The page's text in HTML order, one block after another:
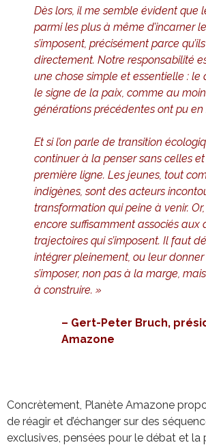
Dès lors, il me semble évident que
parmi les plus à même d’incarner
s’imposent, précisément parce
directement. Notre responsabilité
une chose simple et essentielle : le
le signe de la paix, comme au
générations précédentes ont pu en
Et si l’on parle de transition
continuer à la penser sans celles
première ligne. Les jeunes, tout
indigènes, sont des acteurs
transformation qui peine à venir.
encore suffisamment associés aux
trajectoires qui s’imposent. Il faut
intégrer pleinement, ou leur
s’imposer, non pas à la marge,
à construire. »
– Gert-Peter Bruch,
Amazone
Concrètement, Planète Amazone
de réagir et d’échanger sur des
exclusives, pensées pour le débat et la